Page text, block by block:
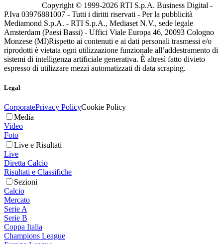
Copyright © 1999-2026 RTI S.p.A. Business Digital -
P.Iva 03976881007 - Tutti i diritti riservati - Per la pubblicità
Mediamond S.p.A. - RTI S.p.A., Mediaset N.V., sede legale
Amsterdam (Paesi Bassi) - Uffici Viale Europa 46, 20093 Cologno
Monzese (MI)Rispetto ai contenuti e ai dati personali trasmessi e/o
riprodotti è vietata ogni utilizzazione funzionale all’addestramento di
sistemi di intelligenza artificiale generativa. È altresì fatto divieto
espresso di utilizzare mezzi automatizzati di data scraping.
Legal
CorporatePrivacy PolicyCookie Policy
Media
Video
Foto
Live e Risultati
Live
Diretta Calcio
Risultati e Classifiche
Sezioni
Calcio
Mercato
Serie A
Serie B
Coppa Italia
Champions League